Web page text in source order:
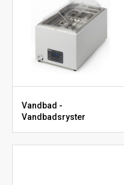
Vandbad -
Vandbadsryster